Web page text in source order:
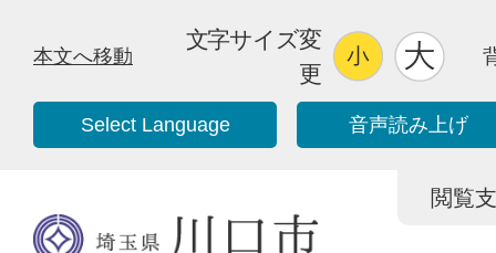
本文へ移動
文字サイズ変
更
Select Language 音声読み上げ
閲覧